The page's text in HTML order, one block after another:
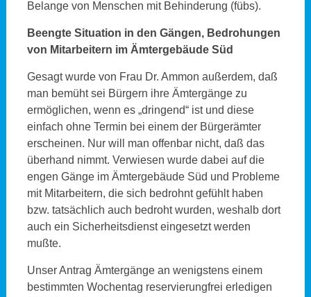
Belange von Menschen mit Behinderung (fübs).
Beengte Situation in den Gängen, Bedrohungen
von Mitarbeitern im Ämtergebäude Süd
Gesagt wurde von Frau Dr. Ammon außerdem, daß
man bemüht sei Bürgern ihre Ämtergänge zu
ermöglichen, wenn es „dringend“ ist und diese
einfach ohne Termin bei einem der Bürgerämter
erscheinen. Nur will man offenbar nicht, daß das
überhand nimmt. Verwiesen wurde dabei auf die
engen Gänge im Ämtergebäude Süd und Probleme
mit Mitarbeitern, die sich bedrohnt gefühlt haben
bzw. tatsächlich auch bedroht wurden, weshalb dort
auch ein Sicherheitsdienst eingesetzt werden
mußte.
Unser Antrag Ämtergänge an wenigstens einem
bestimmten Wochentag reservierungfrei erledigen